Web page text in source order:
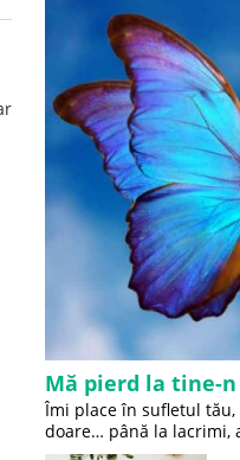
Mă pierd la tine-
Îmi place în sufletul
doare… până la lacrimi,